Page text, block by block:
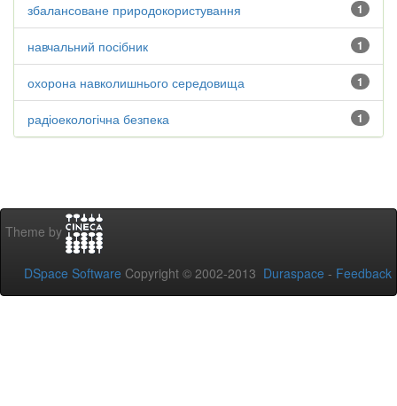
1
збалансоване природокористування
1
навчальний посібник
1
охорона навколишнього середовища
1
радіоекологічна безпека
Theme by
DSpace Software Copyright © 2002-2013 Duraspace - Feedback